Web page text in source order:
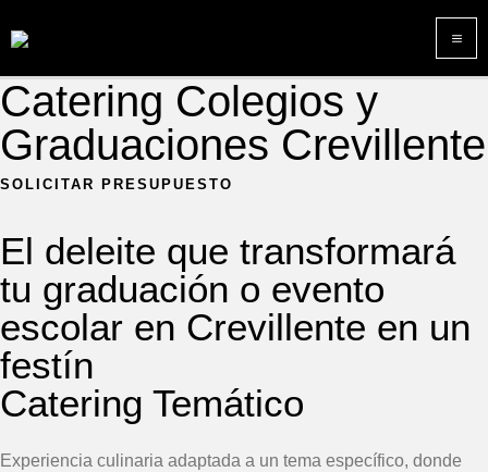
al
contenido
Catering Colegios y
Graduaciones Crevillente
SOLICITAR PRESUPUESTO
El deleite que transformará
tu graduación o evento
escolar en Crevillente en un
festín
Catering Temático
Experiencia culinaria adaptada a un tema específico, donde